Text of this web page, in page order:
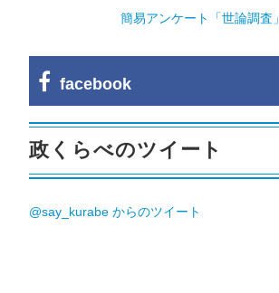
簡易アンケート「世論調査」
facebook
政くらべのツイート
@say_kurabe からのツイート